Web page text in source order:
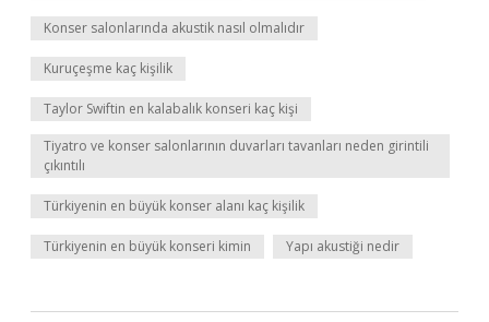
Konser salonlarında akustik nasıl olmalıdır
Kuruçeşme kaç kişilik
Taylor Swiftin en kalabalık konseri kaç kişi
Tiyatro ve konser salonlarının duvarları tavanları neden girintili
çıkıntılı
Türkiyenin en büyük konser alanı kaç kişilik
Türkiyenin en büyük konseri kimin Yapı akustiği nedir